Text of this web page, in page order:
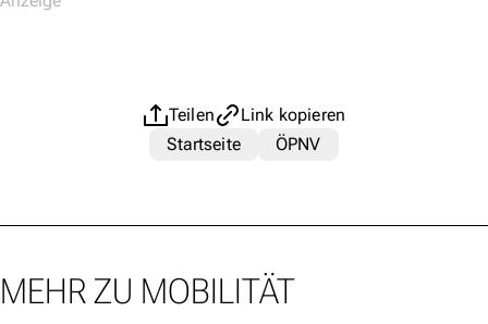
Teilen
Link kopieren
Startseite
ÖPNV
MEHR ZU MOBILITÄT